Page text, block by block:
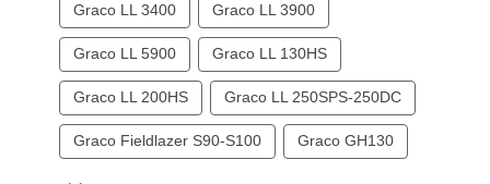
Graco LL 3400 Graco LL 3900
Graco LL 5900 Graco LL 130HS
Graco LL 200HS Graco LL 250SPS-250DC
Graco Fieldlazer S90-S100 Graco GH130